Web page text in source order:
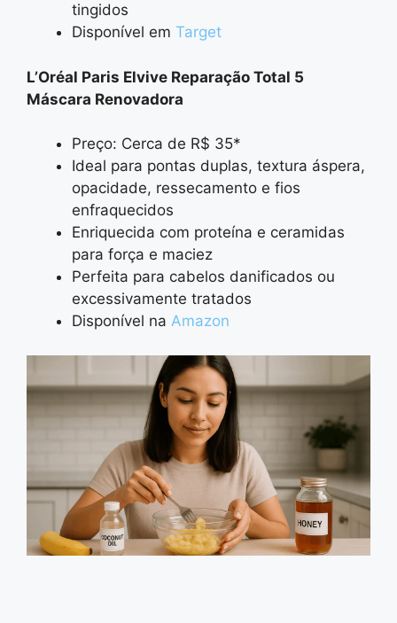
tingidos
Disponível em Target
L’Oréal Paris Elvive Reparação Total 5
Máscara Renovadora
Preço: Cerca de R$ 35*
Ideal para pontas duplas, textura áspera,
opacidade, ressecamento e fios
enfraquecidos
Enriquecida com proteína e ceramidas
para força e maciez
Perfeita para cabelos danificados ou
excessivamente tratados
Disponível na Amazon